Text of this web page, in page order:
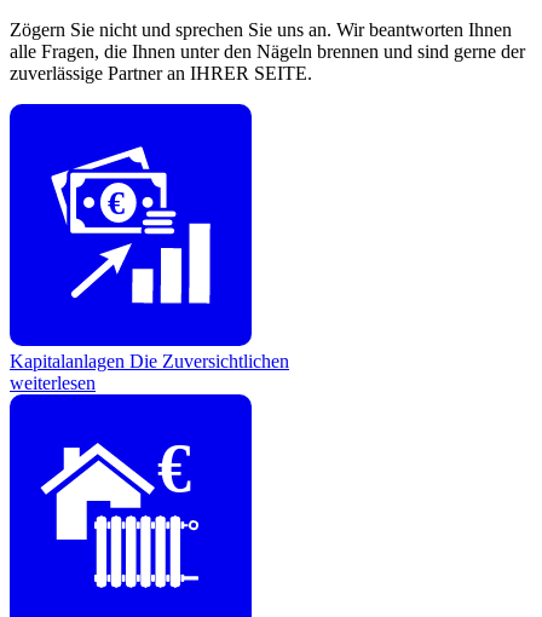
Zögern Sie nicht und sprechen Sie uns an. Wir beantworten Ihnen
alle Fragen, die Ihnen unter den Nägeln brennen und sind gerne der
zuverlässige Partner an IHRER SEITE.
€
Kapitalanlagen Die Zuversichtlichen
weiterlesen
€